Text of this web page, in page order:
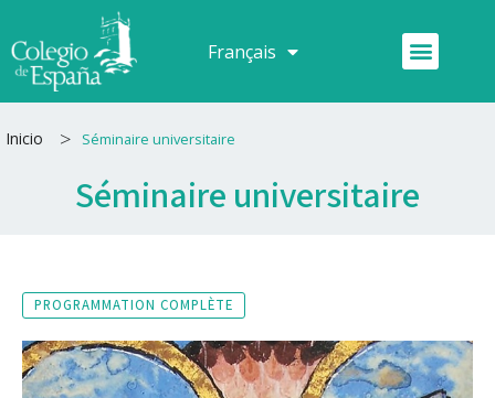
au
contenu
Français
Español Menu
Inicio > Séminaire universitaire
Séminaire universitaire
PROGRAMMATION COMPLÈTE